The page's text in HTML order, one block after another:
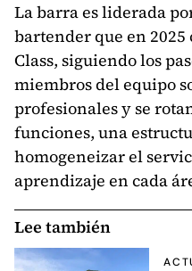
La barra es liderada
bartender que en
Class, siguiendo los
miembros del equipo
profesionales y se
funciones, una
homogeneizar el
aprendizaje en cada
Lee también